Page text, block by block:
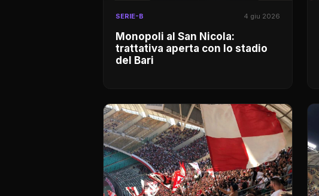
SERIE-B 4 giu 2026
Monopoli al San Nicola:
trattativa aperta con lo stadio
del Bari